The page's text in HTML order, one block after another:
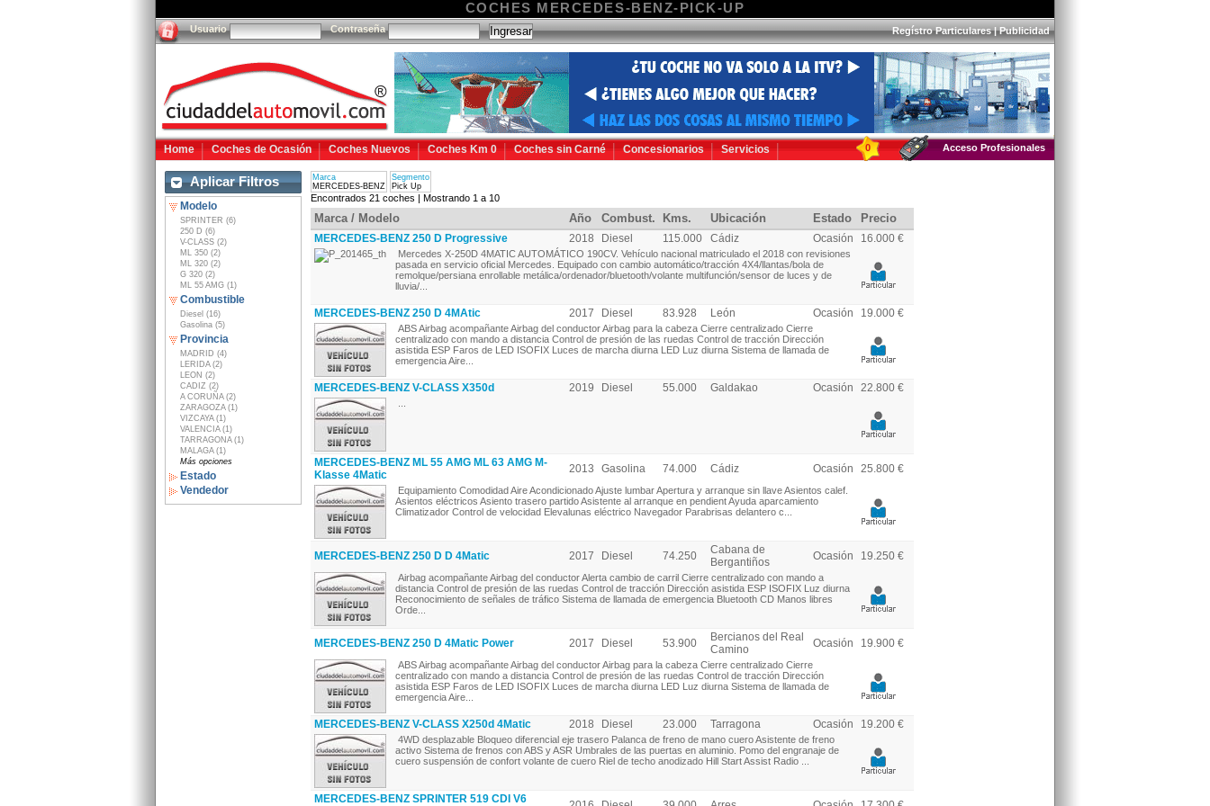
COCHES MERCEDES-BENZ-PICK-UP
Usuario Contraseña Regístro Particulares|Publicidad
Home Coches de Ocasión Coches Nuevos Coches Km 0 Coches sin Carné Concesionarios Servicios 0 Acceso Profesionales
Aplicar Filtros
Modelo
SPRINTER (6)
250 D (6)
V-CLASS (2)
ML 350 (2)
ML 320 (2)
G 320 (2)
ML 55 AMG (1)
Combustible
Diesel (16)
Gasolina (5)
Provincia
MADRID (4)
LERIDA (2)
LEON (2)
CADIZ (2)
A CORUÑA (2)
ZARAGOZA (1)
VIZCAYA (1)
VALENCIA (1)
TARRAGONA (1)
MALAGA (1)
Más opciones
Estado
Vendedor
Marca
MERCEDES-BENZ
Segmento
Pick Up
Encontrados 21 coches | Mostrando 1 a 10
Marca / Modelo Año Combust. Kms. Ubicación Estado Precio
MERCEDES-BENZ 250 D Progressive 2018 Diesel 115.000 Cádiz Ocasión 16.000 €
Mercedes X-250D 4MATIC AUTOMÁTICO 190CV. Vehículo nacional matriculado el 2018 con revisiones
pasada en servicio oficial Mercedes. Equipado con cambio automático/tracción 4X4/llantas/bola de
remolque/persiana enrollable metálica/ordenador/bluetooth/volante multifunción/sensor de luces y de
lluvia/...
MERCEDES-BENZ 250 D 4MAtic 2017 Diesel 83.928 León Ocasión 19.000 €
ABS Airbag acompañante Airbag del conductor Airbag para la cabeza Cierre centralizado Cierre
centralizado con mando a distancia Control de presión de las ruedas Control de tracción Dirección
asistida ESP Faros de LED ISOFIX Luces de marcha diurna LED Luz diurna Sistema de llamada de
emergencia Aire...
MERCEDES-BENZ V-CLASS X350d 2019 Diesel 55.000 Galdakao Ocasión 22.800 €
MERCEDES-BENZ ML 55 AMG ML 63 AMG M-
Klasse 4Matic
2013 Gasolina 74.000 Cádiz Ocasión 25.800 €
Equipamiento Comodidad Aire Acondicionado Ajuste lumbar Apertura y arranque sin llave Asientos calef.
Asientos eléctricos Asiento trasero partido Asistente al arranque en pendient Ayuda aparcamiento
Climatizador Control de velocidad Elevalunas eléctrico Navegador Parabrisas delantero c...
MERCEDES-BENZ 250 D D 4Matic 2017 Diesel 74.250
Cabana de
Bergantiños
Ocasión 19.250 €
Airbag acompañante Airbag del conductor Alerta cambio de carril Cierre centralizado con mando a
distancia Control de presión de las ruedas Control de tracción Dirección asistida ESP ISOFIX Luz diurna
Reconocimiento de señales de tráfico Sistema de llamada de emergencia Bluetooth CD Manos libres
Orde...
MERCEDES-BENZ 250 D 4Matic Power 2017 Diesel 53.900
Bercianos del Real
Camino
Ocasión 19.900 €
ABS Airbag acompañante Airbag del conductor Airbag para la cabeza Cierre centralizado Cierre
centralizado con mando a distancia Control de presión de las ruedas Control de tracción Dirección
asistida ESP Faros de LED ISOFIX Luces de marcha diurna LED Luz diurna Sistema de llamada de
emergencia Aire...
MERCEDES-BENZ V-CLASS X250d 4Matic 2018 Diesel 23.000 Tarragona Ocasión 19.200 €
4WD desplazable Bloqueo diferencial eje trasero Palanca de freno de mano cuero Asistente de freno
activo Sistema de frenos con ABS y ASR Umbrales de las puertas en aluminio. Pomo del engranaje de
cuero suspensión de confort volante de cuero Riel de techo anodizado Hill Start Assist Radio ...
MERCEDES-BENZ SPRINTER 519 CDI V6